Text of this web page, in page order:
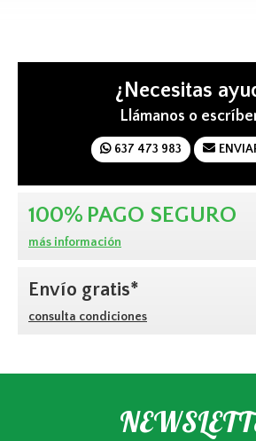
¿Necesitas
Llámanos o
637 473 983
100% PAGO SEGURO
más información
Envío gratis*
consulta condiciones